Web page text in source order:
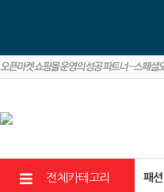
전체카테고리 패션